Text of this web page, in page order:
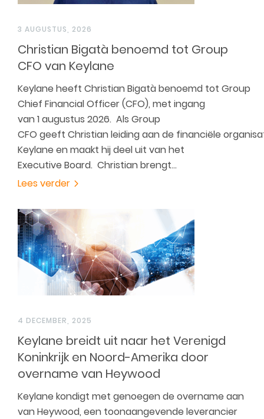
3 AUGUSTUS, 2026
Christian Bigatà benoemd tot Group
CFO van Keylane
Keylane heeft Christian Bigatà benoemd tot Group
Chief Financial Officer (CFO), met ingang
van 1 augustus 2026. Als Group
CFO geeft Christian leiding aan de financiële
Keylane en maakt hij deel uit van het
Executive Board. Christian brengt…
Lees verder
4 DECEMBER, 2025
Keylane breidt uit naar het Verenigd
Koninkrijk en Noord-Amerika door
overname van Heywood
Keylane kondigt met genoegen de overname aan
van Heywood, een toonaangevende leverancier